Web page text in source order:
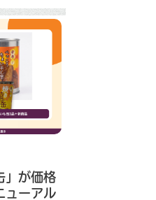
」が価格
ューアル